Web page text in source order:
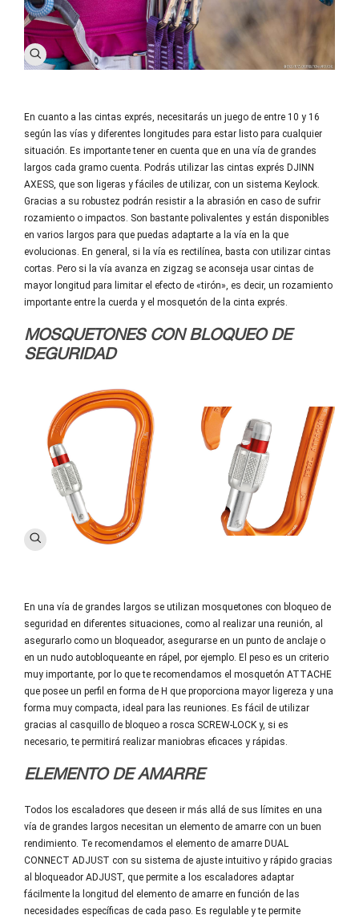
En cuanto a las cintas exprés, necesitarás un juego de entre 10 y 16
según las vías y diferentes longitudes para estar listo para cualquier
situación. Es importante tener en cuenta que en una vía de grandes
largos cada gramo cuenta. Podrás utilizar las cintas exprés DJINN
AXESS, que son ligeras y fáciles de utilizar, con un sistema Keylock.
Gracias a su robustez podrán resistir a la abrasión en caso de sufrir
rozamiento o impactos. Son bastante polivalentes y están disponibles
en varios largos para que puedas adaptarte a la vía en la que
evolucionas. En general, si la vía es rectilínea, basta con utilizar cintas
cortas. Pero si la vía avanza en zigzag se aconseja usar cintas de
mayor longitud para limitar el efecto de «tirón», es decir, un rozamiento
importante entre la cuerda y el mosquetón de la cinta exprés.
MOSQUETONES CON BLOQUEO DE
SEGURIDAD
En una vía de grandes largos se utilizan mosquetones con bloqueo de
seguridad en diferentes situaciones, como al realizar una reunión, al
asegurarlo como un bloqueador, asegurarse en un punto de anclaje o
en un nudo autobloqueante en rápel, por ejemplo. El peso es un criterio
muy importante, por lo que te recomendamos el mosquetón ATTACHE
que posee un perfil en forma de H que proporciona mayor ligereza y una
forma muy compacta, ideal para las reuniones. Es fácil de utilizar
gracias al casquillo de bloqueo a rosca SCREW-LOCK y, si es
necesario, te permitirá realizar maniobras eficaces y rápidas.
ELEMENTO DE AMARRE
Todos los escaladores que deseen ir más allá de sus límites en una
vía de grandes largos necesitan un elemento de amarre con un buen
rendimiento. Te recomendamos el elemento de amarre DUAL
CONNECT ADJUST con su sistema de ajuste intuitivo y rápido gracias
al bloqueador ADJUST, que permite a los escaladores adaptar
fácilmente la longitud del elemento de amarre en función de las
necesidades específicas de cada paso. Es regulable y te permite